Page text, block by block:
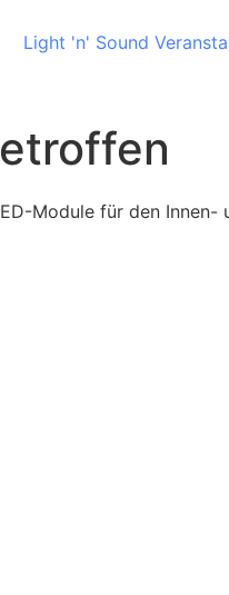
Module für den